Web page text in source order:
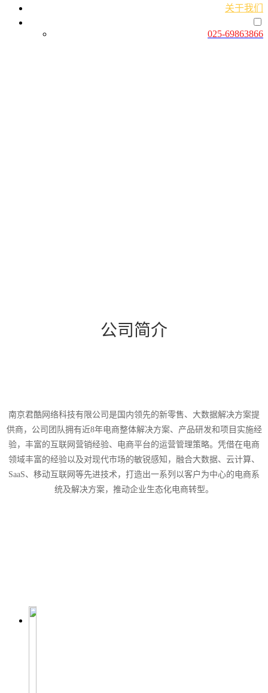
关于我们
025-69863866
公司简介
南京君酷网络科技有限公司是国内领先的新零售、大数据解决方案提
供商，公司团队拥有近8年电商整体解决方案、产品研发和项目实施经
验，丰富的互联网营销经验、电商平台的运营管理策略。 凭借在电商
领域丰富的经验以及对现代市场的敏锐感知，融合大数据、云计算、
SaaS、移动互联网等先进技术，打造出一系列以客户为中心的电商系
统及解决方案，推动企业生态化电商转型。